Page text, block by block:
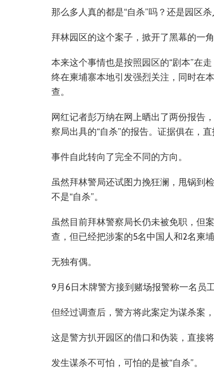
那么多人真的都是“自杀”吗？还是园区
拜林园区的这个案子，掀开了黑幕的一角
本来这个事情也是按照园区的“剧本”在
终在柬埔寨本地引发强烈关注，同时在
查。
网红记者彭万纳在网上晒出了两份报告
察局出具的“自杀”的报告。证据俱在，
事件自此转向了完全不同的方向。
虽然拜林警局还试图力挽狂澜，甩锅到
不是“自杀”。
虽然目前拜林警察局长仍未被免职，但
查，但已经把涉案的5名中国人和2名柬
无独有偶。
9月6日木牌警方接到赌场报警称一名员
但经过调查后，警方将此案定为谋杀案
这是警方扒开园区的借口和伪装，直接
发生谋杀不可怕，可怕的是被“自杀”。